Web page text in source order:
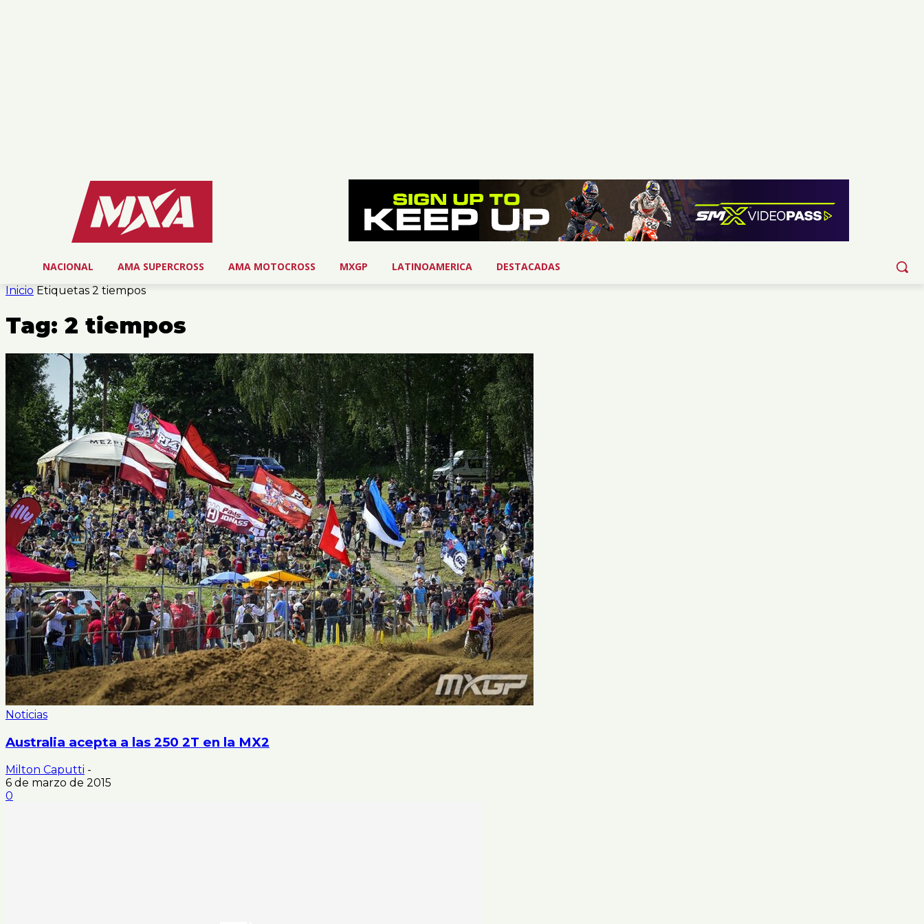
NACIONAL AMA SUPERCROSS AMA MOTOCROSS MXGP LATINOAMERICA
DESTACADAS
Inicio Etiquetas 2 tiempos
Tag: 2 tiempos
Noticias
Australia acepta a las 250 2T en la MX2
Milton Caputti -
6 de marzo de 2015
0